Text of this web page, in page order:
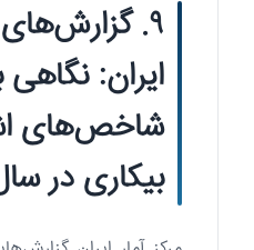
۹. گزارش‌های
ایران: نگاهی
شاخص‌های
بیکاری در سال